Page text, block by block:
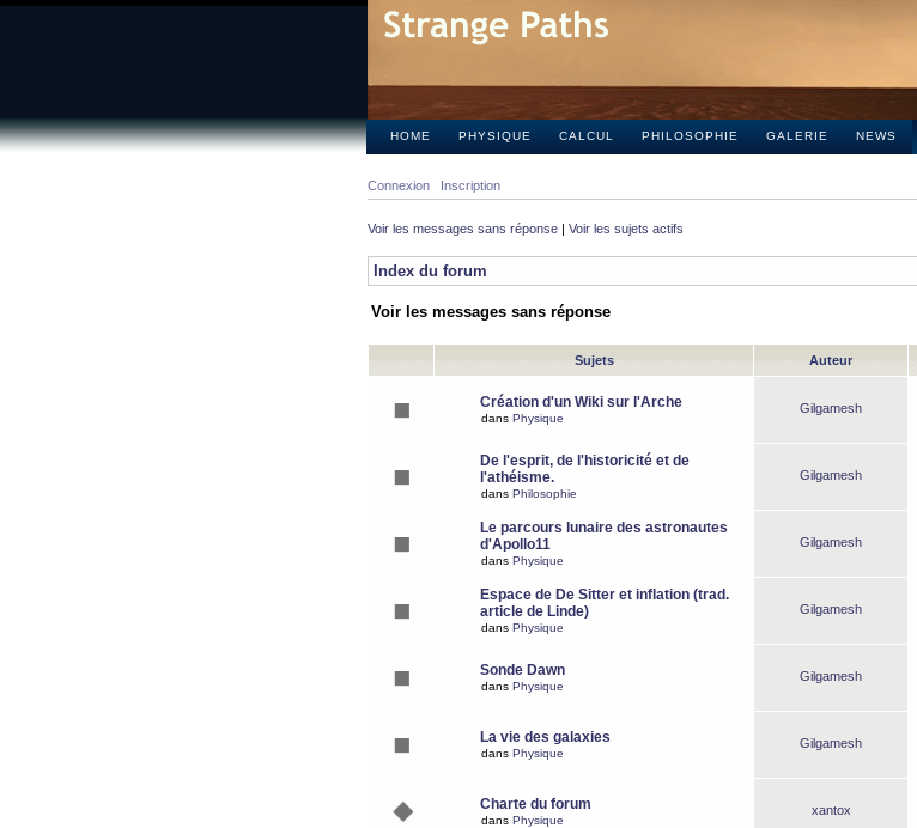
HOME PHYSIQUE CALCUL PHILOSOPHIE GALERIE NEWS
Connexion Inscription
Voir les messages sans réponse | Voir les sujets actifs
Index du forum
Voir les messages sans réponse
Sujets Auteur
Création d'un Wiki sur l'Arche
dans Physique
Gilgamesh
De l'esprit, de l'historicité et de
l'athéisme.
dans Philosophie
Gilgamesh
Le parcours lunaire des astronautes
d'Apollo11
dans Physique
Gilgamesh
Espace de De Sitter et inflation (trad.
article de Linde)
dans Physique
Gilgamesh
Sonde Dawn
dans Physique
Gilgamesh
La vie des galaxies
dans Physique
Gilgamesh
Charte du forum
dans Physique
xantox